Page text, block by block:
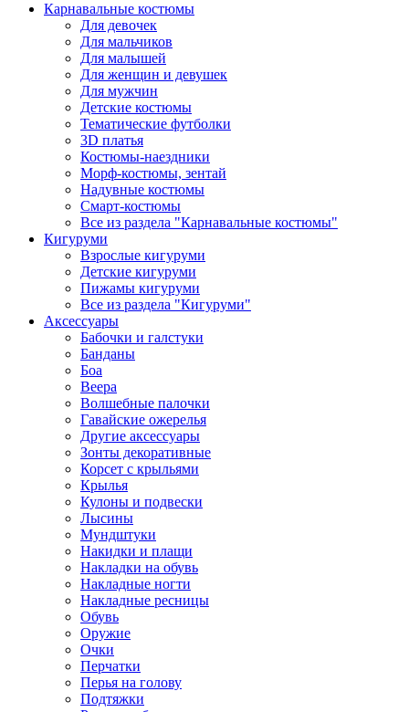
Карнавальные костюмы
Для девочек
Для мальчиков
Для малышей
Для женщин и девушек
Для мужчин
Детские костюмы
Тематические футболки
3D платья
Костюмы-наездники
Морф-костюмы, зентай
Надувные костюмы
Смарт-костюмы
Все из раздела "Карнавальные костюмы"
Кигуруми
Взрослые кигуруми
Детские кигуруми
Пижамы кигуруми
Все из раздела "Кигуруми"
Аксессуары
Бабочки и галстуки
Банданы
Боа
Веера
Волшебные палочки
Гавайские ожерелья
Другие аксессуары
Зонты декоративные
Корсет с крыльями
Крылья
Кулоны и подвески
Лысины
Мундштуки
Накидки и плащи
Накладки на обувь
Накладные ногти
Накладные ресницы
Обувь
Оружие
Очки
Перчатки
Перья на голову
Подтяжки